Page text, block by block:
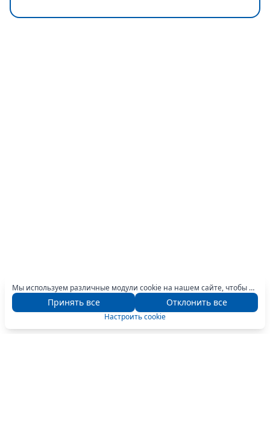
Мы используем различные модули cookie на нашем сайте, чтобы предоставить вам оптимальный опыт навигации. Для получения дополнительной информации нажмите кнопку «Настроить».
Принять все Отклонить все
Настроить cookie